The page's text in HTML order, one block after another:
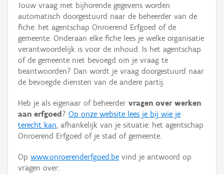
Waarneming
Thema
Gebeurtenis
Persoon of collectief
Hergebruik
Aanmelden
Jouw vraag met bijhorende gegevens worden
automatisch doorgestuurd naar de beheerder van de
fiche: het agentschap Onroerend Erfgoed of de
gemeente. Onderaan elke fiche lees je welke organisatie
verantwoordelijk is voor de inhoud. Is het agentschap
of de gemeente niet bevoegd om je vraag te
beantwoorden? Dan wordt je vraag doorgestuurd naar
de bevoegde diensten van de andere partij.
Heb je als eigenaar of beheerder vragen over werken
aan erfgoed ? Op onze website lees je bij wie je
terecht kan, afhankelijk van je situatie: het agentschap
Onroerend Erfgoed of je stad of gemeente.
Op www.onroerenderfgoed.be vind je antwoord op
vragen over: